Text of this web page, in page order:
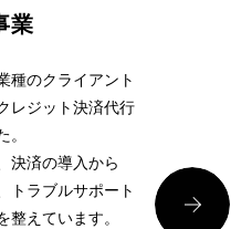
業
種のクライアント
レジット決済代行
決済の導入から
トラブルサポート
整えています。